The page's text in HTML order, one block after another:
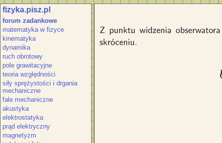
fizyka.pisz.pl
forum zadankowe
matematyka w fizyce
kinematyka
dynamika
ruch obrotowy
pole grawitacyjne
teoria względności
siły sprężystości i drgania
mechaniczne
fale mechaniczne
akustyka
elektrostatyka
prąd elektryczny
magnetyzm
względem układu U'. Względem
czyli v_u. Długość mierzona